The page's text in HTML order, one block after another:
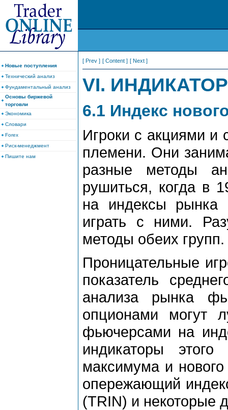
Новые поступления
Технический анализ
Фундаментальный анализ
Основы биржевой
торговли
Экономика
Словари
Forex
Риск-менеджмент
Пишите нам
[ Prev ] [ Content ] [ Next ]
VI.
6.1 Индекс
Игроки с акциями и
племени. Они
разные методы
рушиться, когда в
на индексы рынка
играть с ними.
методы обеих групп.
Проницательные
показатель
анализа рынка
опционами могут
фьючерсами на
индикаторы
максимума и
опережающий
(TRIN) и некоторые